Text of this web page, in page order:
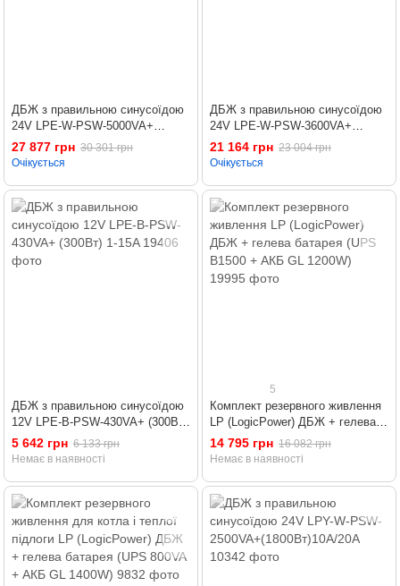
ДБЖ з правильною синусоїдою
24V LPE-W-PSW-5000VA+
(3500Вт) 1-60A
27 877 грн 30 301 грн
Очікується
ДБЖ з правильною синусоїдою
24V LPE-W-PSW-3600VA+
(2500Вт) 1-50A
21 164 грн 23 004 грн
Очікується
ДБЖ з правильною синусоїдою
12V LPE-B-PSW-430VA+ (300Вт)
1-15A
5 642 грн 6 133 грн
Немає в наявності
5
Комплект резервного живлення
LP (LogicPower) ДБЖ + гелева
батарея (UPS B1500 + АКБ GL
1200W)
14 795 грн 16 082 грн
Немає в наявності